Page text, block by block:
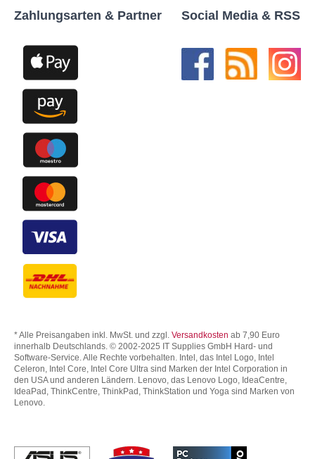
Zahlungsarten & Partner Social Media & RSS
* Alle Preisangaben inkl. MwSt. und zzgl. Versandkosten ab 7,90 Euro
innerhalb Deutschlands. © 2002-2025 IT Supplies GmbH Hard- und
Software-Service. Alle Rechte vorbehalten. Intel, das Intel Logo, Intel
Celeron, Intel Core, Intel Core Ultra sind Marken der Intel Corporation in
den USA und anderen Ländern. Lenovo, das Lenovo Logo, IdeaCentre,
IdeaPad, ThinkCentre, ThinkPad, ThinkStation und Yoga sind Marken von
Lenovo.